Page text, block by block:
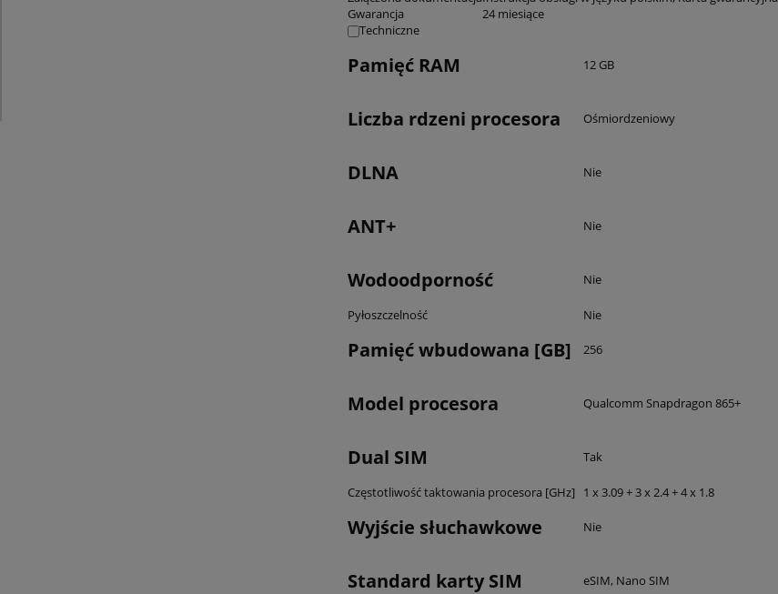
Gwarancja
24 miesiące
Techniczne
Pamięć RAM 12 GB
Liczba rdzeni procesora Ośmiordzeniowy
DLNA Nie
ANT+ Nie
Wodoodporność Nie
Pyłoszczelność Nie
Pamięć wbudowana [GB] 256
Model procesora Qualcomm Snapdragon 865+
Dual SIM Tak
Częstotliwość taktowania procesora [GHz] 1 x 3.09 + 3 x 2.4 + 4 x 1.8
Wyjście słuchawkowe Nie
Standard karty SIM eSIM, Nano SIM